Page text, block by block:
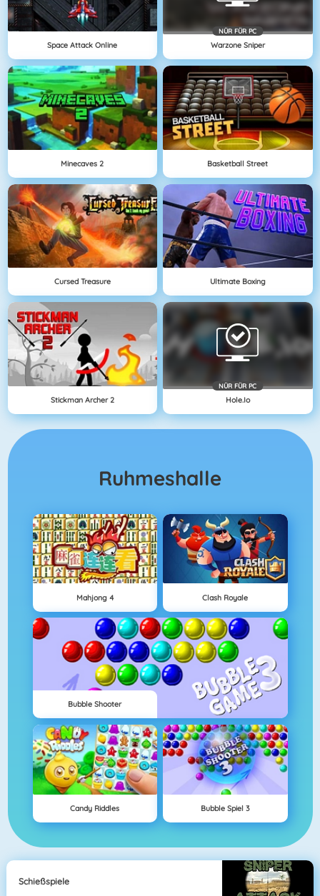
Space Attack Online
NÜR FÜR PC
Warzone Sniper
Minecaves 2 Basketball Street
Cursed Treasure Ultimate Boxing
Stickman Archer 2
NÜR FÜR PC
Hole.io
Ruhmeshalle
Mahjong 4 Clash Royale
Bubble Shooter
Candy Riddles Bubble Spiel 3
Schießspiele